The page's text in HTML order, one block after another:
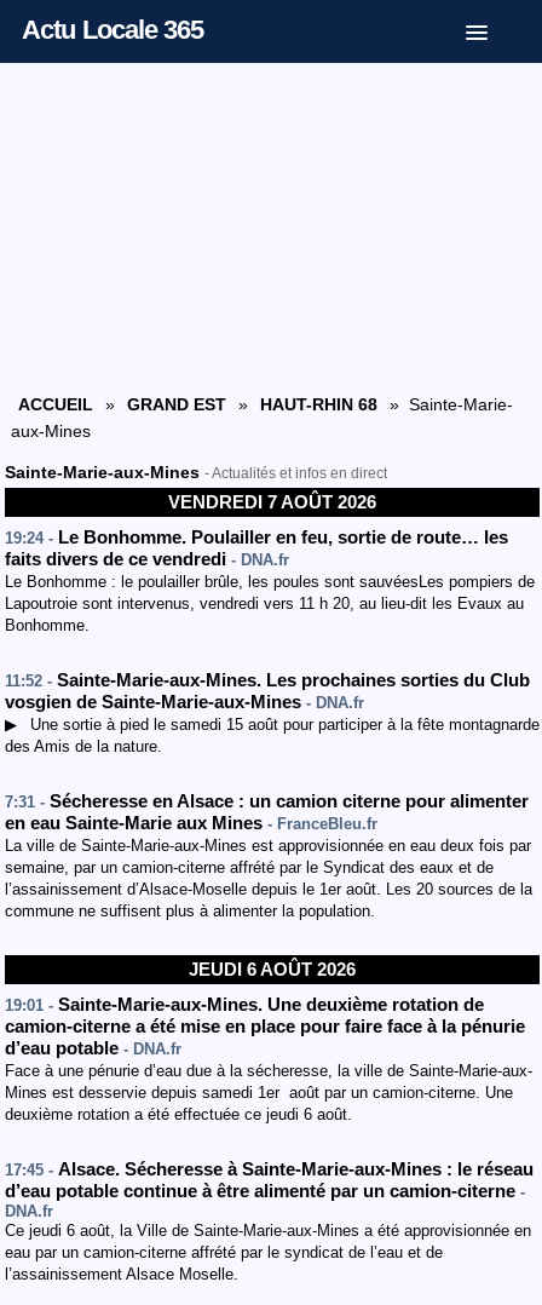
Actu Locale 365
ACCUEIL » GRAND EST » HAUT-RHIN 68
» Sainte-Marie-
aux-Mines
Sainte-Marie-aux-Mines - Actualités et infos en direct
VENDREDI 7 AOÛT 2026
19:24 - Le Bonhomme. Poulailler en feu, sortie de route… les
faits divers de ce vendredi - DNA.fr
Le Bonhomme : le poulailler brûle, les poules sont sauvéesLes pompiers de
Lapoutroie sont intervenus, vendredi vers 11 h 20, au lieu-dit les Evaux au
Bonhomme.
11:52 - Sainte-Marie-aux-Mines. Les prochaines sorties du Club
vosgien de Sainte-Marie-aux-Mines - DNA.fr
▶ Une sortie à pied le samedi 15 août pour participer à la fête montagnarde
des Amis de la nature.
7:31 - Sécheresse en Alsace : un camion citerne pour alimenter
en eau Sainte-Marie aux Mines - FranceBleu.fr
La ville de Sainte-Marie-aux-Mines est approvisionnée en eau deux fois par
semaine, par un camion-citerne affrété par le Syndicat des eaux et de
l’assainissement d’Alsace-Moselle depuis le 1er août. Les 20 sources de la
commune ne suffisent plus à alimenter la population.
JEUDI 6 AOÛT 2026
19:01 - Sainte-Marie-aux-Mines. Une deuxième rotation de
camion-citerne a été mise en place pour faire face à la pénurie
d’eau potable - DNA.fr
Face à une pénurie d’eau due à la sécheresse, la ville de Sainte-Marie-aux-
Mines est desservie depuis samedi 1er août par un camion-citerne. Une
deuxième rotation a été effectuée ce jeudi 6 août.
17:45 - Alsace. Sécheresse à Sainte-Marie-aux-Mines : le réseau
d’eau potable continue à être alimenté par un camion-citerne -
DNA.fr
Ce jeudi 6 août, la Ville de Sainte-Marie-aux-Mines a été approvisionnée en
eau par un camion-citerne affrété par le syndicat de l’eau et de
l’assainissement Alsace Moselle.